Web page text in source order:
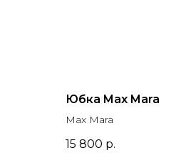
Юбка Max Mara
Max Mara
15 800 р.